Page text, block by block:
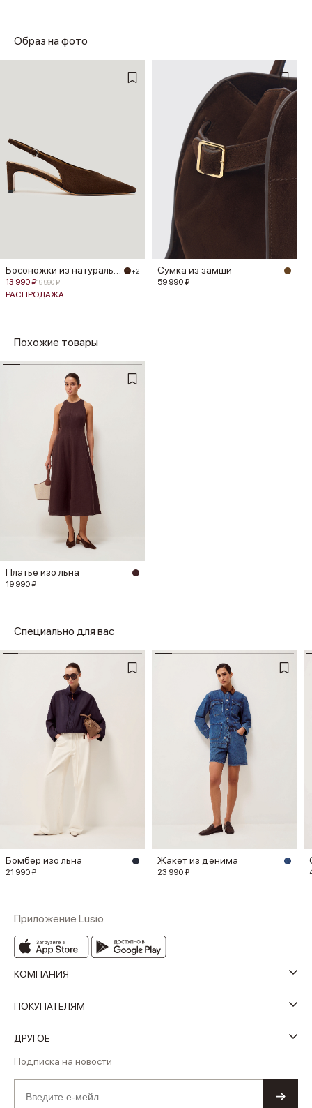
Образ на фото
Босоножки из натуральной замши +2
13 990 ₽19 990 ₽
РАСПРОДАЖА
Сумка из замши
59 990 ₽
Похожие товары
Платье изо льна
19 990 ₽
Специально для вас
Бомбер изо льна
21 990 ₽
Жакет из денима
23 990 ₽
Приложение Lusio
КОМПАНИЯ
ПОКУПАТЕЛЯМ
ДРУГОЕ
Подписка на новости